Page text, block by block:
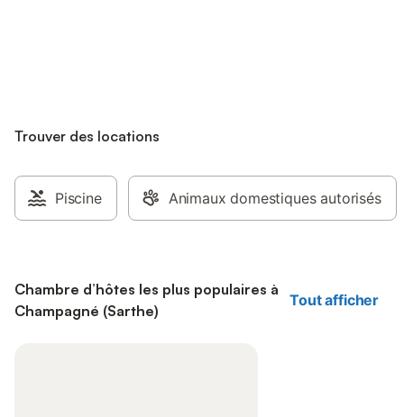
Trouver des locations
Piscine Animaux domestiques autorisés
Chambre d’hôtes les plus populaires à
Champagné (Sarthe)
Tout afficher